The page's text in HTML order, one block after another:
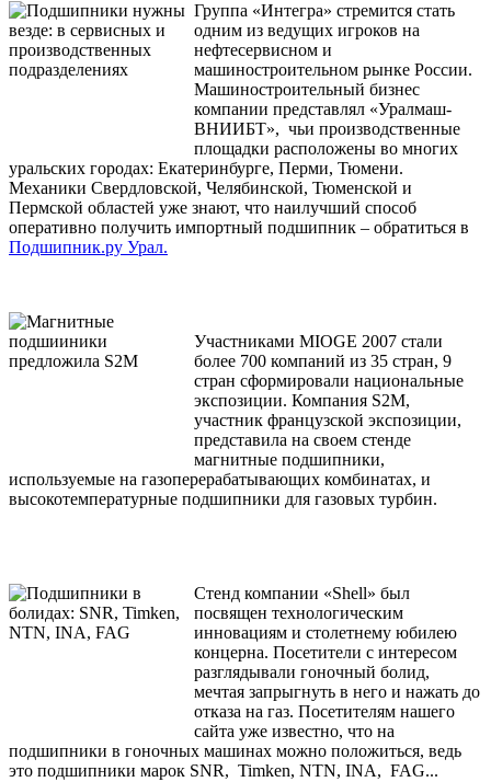
Группа «Интегра» стремится стать
одним из ведущих игроков на
нефтесервисном и
машиностроительном рынке России.
Машиностроительный бизнес
компании представлял «Уралмаш-
ВНИИБТ», чьи производственные
площадки расположены во многих
уральских городах: Екатеринбурге, Перми, Тюмени.
Механики Свердловской, Челябинской, Тюменской и
Пермской областей уже знают, что наилучший способ
оперативно получить импортный подшипник – обратиться в
Подшипник.ру Урал.
Участниками MIOGE 2007 стали
более 700 компаний из 35 стран, 9
стран сформировали национальные
экспозиции. Компания S2М,
участник французской экспозиции,
представила на своем стенде
магнитные подшипники,
используемые на газоперерабатывающих комбинатах, и
высокотемпературные подшипники для газовых турбин.
Стенд компании «Shell» был
посвящен технологическим
инновациям и столетнему юбилею
концерна. Посетители с интересом
разглядывали гоночный болид,
мечтая запрыгнуть в него и нажать до
отказа на газ. Посетителям нашего
сайта уже известно, что на
подшипники в гоночных машинах можно положиться, ведь
это подшипники марок SNR, Timken, NTN, INA, FAG...